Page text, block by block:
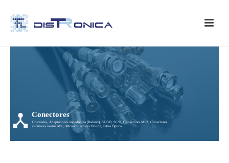
Conectores
Coaxiales, Adaptadores impedancia (Baluns), SUBD, SCSI, Conectores M12, Conectores
circulares norma MIL, Microconectores Honda, Fibra Óptica…